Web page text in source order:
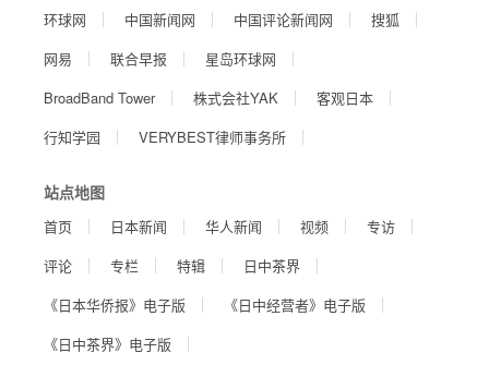
环球网
中国新闻网 中国评论新闻网
搜狐
网易
联合早报
星岛环球网
BroadBand Tower
株式会社YAK
客观日本
行知学园
VERYBEST律师事务所
站点地图
首页 日本新闻 华人新闻 视频
专访
评论
专栏 特辑
日中茶界
《日本华侨报》电子版
《日中经营者》电子版
《日中茶界》电子版